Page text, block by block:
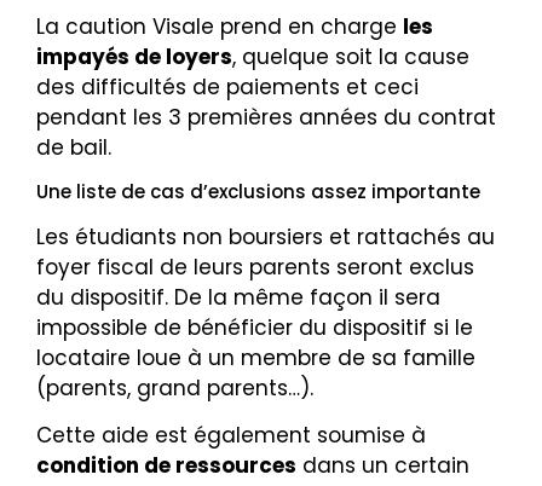
La caution Visale prend en charge les
impayés de loyers, quelque soit la cause
des difficultés de paiements et ceci
pendant les 3 premières années du contrat
de bail.
Une liste de cas d’exclusions assez importante
Les étudiants non boursiers et rattachés au
foyer fiscal de leurs parents seront exclus
du dispositif. De la même façon il sera
impossible de bénéficier du dispositif si le
locataire loue à un membre de sa famille
(parents, grand parents…).
Cette aide est également soumise à
condition de ressources dans un certain